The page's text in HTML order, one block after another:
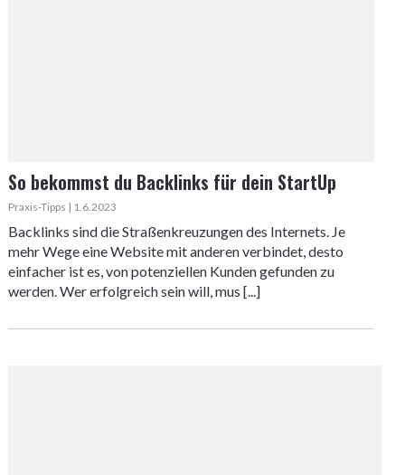
So bekommst du Backlinks für dein StartUp
Praxis-Tipps | 1.6.2023
Backlinks sind die Straßenkreuzungen des Internets. Je
mehr Wege eine Website mit anderen verbindet, desto
einfacher ist es, von potenziellen Kunden gefunden zu
werden. Wer erfolgreich sein will, mus [...]